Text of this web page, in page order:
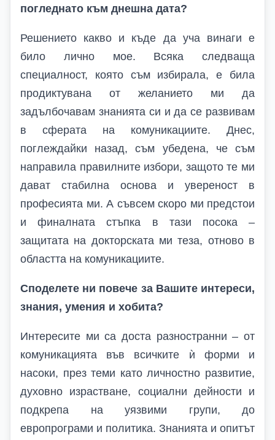
погледнато към днешна дата?
Решението какво и къде да уча винаги е
било лично мое. Всяка следваща
специалност, която съм избирала, е била
продиктувана от желанието ми да
задълбочавам знанията си и да се развивам
в сферата на комуникациите. Днес,
поглеждайки назад, съм убедена, че съм
направила правилните избори, защото те ми
дават стабилна основа и увереност в
професията ми. А съвсем скоро ми предстои
и финалната стъпка в тази посока –
защитата на докторската ми теза, отново в
областта на комуникациите.
Споделете ни повече за Вашите интереси,
знания, умения и хобита?
Интересите ми са доста разностранни – от
комуникацията във всичките ѝ форми и
насоки, през теми като личностно развитие,
духовно израстване, социални дейности и
подкрепа на уязвими групи, до
европрограми и политика. Знанията и опитът